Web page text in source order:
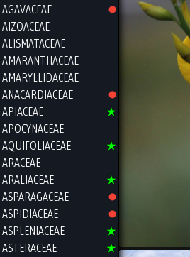
AGAVACEAE
AIZOACEAE
ALISMATACEAE
AMARANTHACEAE
AMARYLLIDACEAE
ANACARDIACEAE
APIACEAE
APOCYNACEAE
AQUIFOLIACEAE
ARACEAE
ARALIACEAE
ASPARAGACEAE
ASPIDIACEAE
ASPLENIACEAE
ASTERACEAE